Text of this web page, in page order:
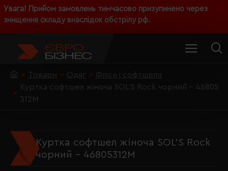
Увага! Прийом замовлень тимчасово призупинено через
знищення складу внаслідок обстрілу рф.
Товари Одяг
Фліси і софтшели
Куртка софтшел жіноча SOL'S Rock чорний - 46805
312M
Куртка софтшел жіноча SOL'S Rock
чорний - 46805312M